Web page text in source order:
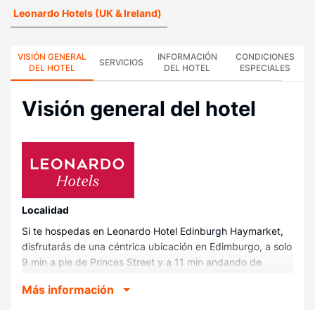
Leonardo Hotels (UK & Ireland)
VISIÓN GENERAL
DEL HOTEL
SERVICIOS
INFORMACIÓN
DEL HOTEL
CONDICIONES
ESPECIALES
Visión general del hotel
Localidad
Si te hospedas en Leonardo Hotel Edinburgh Haymarket,
disfrutarás de una céntrica ubicación en Edimburgo, a solo
9 min a pie de Princes Street y a 11 min andando de
encuentra a 1,3 km de George Street y a 2,2 km de
Más información